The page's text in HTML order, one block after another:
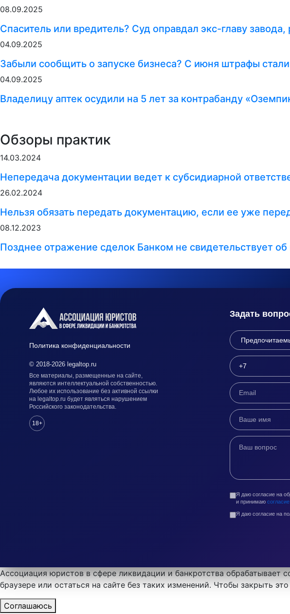
08.09.2025
Спаситель или вредитель? Суд оправдал экс-главу
04.09.2025
Забыли сообщить о запуске бизнеса? С июня штрафы
04.09.2025
Владелицу аптек осудили на 5 лет за контрабанду
Обзоры практик
14.03.2024
Непередача документации ведет к субсидиарной
26.02.2024
Нельзя обязать передать документацию, если ее уже
08.12.2023
Позднее отражение сделок Банком не свидетельствует
Политика конфиденциальности
© 2018-2026 legaltop.ru
Все материалы, размещенные на сайте,
являются интеллектуальной собственностью.
Любое их использование без активной ссылки
на legaltop.ru будет являться нарушением
Российского законодательства.
18+
Задать
Я даю согласие на
и принимаю согласие
Я даю согласие на
Ассоциация юристов в сфере ликвидации и банкротства обрабатывает
браузере или остаться на сайте без таких изменений. Чтобы закрыть
Соглашаюсь